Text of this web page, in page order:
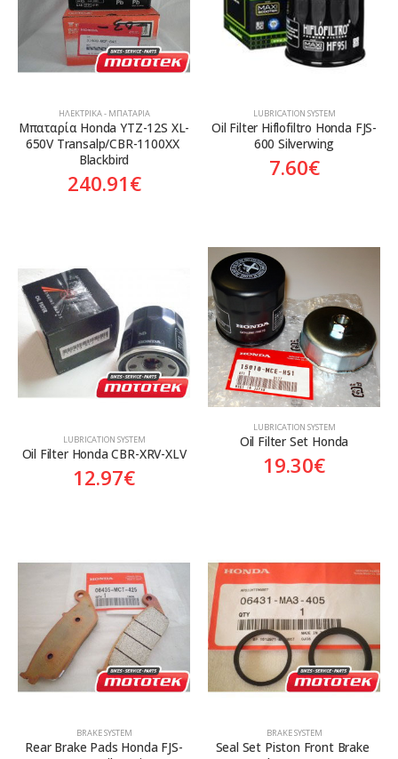
ΗΛΕΚΤΡΙΚΆ - ΜΠΑΤΑΡΊΑ
Mπαταρία Honda YTZ-12S XL-
650V Transalp/CBR-1100XX
Blackbird
240.91€
LUBRICATION SYSTEM
Oil Filter Hiflofiltro Honda FJS-
600 Silverwing
7.60€
LUBRICATION SYSTEM
Oil Filter Honda CBR-XRV-XLV
12.97€
LUBRICATION SYSTEM
Oil Filter Set Honda
19.30€
BRAKE SYSTEM
Rear Brake Pads Honda FJS-
BRAKE SYSTEM
Seal Set Piston Front Brake